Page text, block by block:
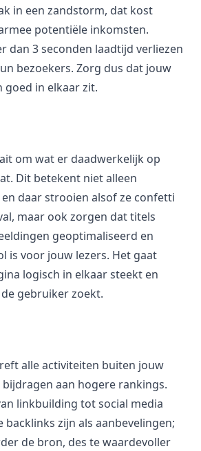
in een zandstorm, dat kost
potentiële inkomsten.
dan 3 seconden laadtijd verliezen
bezoekers. Zorg dus dat jouw
goed in elkaar zit.
om wat er daadwerkelijk op
Dit betekent niet alleen
daar strooien alsof ze confetti
maar ook zorgen dat titels
geoptimaliseerd en
is voor jouw lezers. Het gaat
logisch in elkaar steekt en
gebruiker zoekt.
alle activiteiten buiten jouw
aan hogere rankings.
linkbuilding tot social media
backlinks zijn als aanbevelingen;
de bron, des te waardevoller